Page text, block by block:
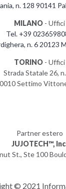
n. 128 90141
MILANO - Uffici
Tel. +39
n. 6 20123
TORINO - Uffici
Strada Statale 26,
Settimo
Partner estero
JUJOTECH™,
St., Ste 100
© 2021